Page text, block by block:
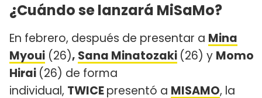
¿Cuándo se lanzará MiSaMo?
En febrero, después de presentar a Mina
Myoui (26), Sana Minatozaki (26) y Momo
Hirai (26) de forma
individual, TWICEpresentó a MISAMO, la